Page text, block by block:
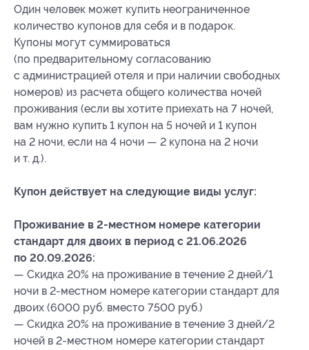
Один человек может купить неограниченное
количество купонов для себя и в подарок.
Купоны могут суммироваться
(по предварительному согласованию
с администрацией отеля и при наличии свободных
номеров) из расчета общего количества ночей
проживания (если вы хотите приехать на 7 ночей,
вам нужно купить 1 купон на 5 ночей и 1 купон
на 2 ночи, если на 4 ночи — 2 купона на 2 ночи
и т. д.).
Купон действует на следующие виды услуг:
Проживание в 2-местном номере категории
стандарт для двоих в период с 21.06.2026
по 20.09.2026:
— Скидка 20% на проживание в течение 2 дней/1
ночи в 2-местном номере категории стандарт для
двоих (6000 руб. вместо 7500 руб.)
— Скидка 20% на проживание в течение 3 дней/2
ночей в 2-местном номере категории стандарт